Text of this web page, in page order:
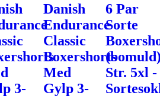
3-
Danish
Endurance
Classic
Boxershorts
Med
Gylp 3-
6 Par
Sorte
Str. 5xl -